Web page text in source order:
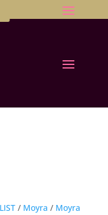
/ Moyra / Moyra